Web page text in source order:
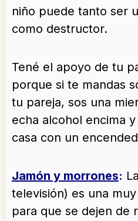
niño puede tanto ser
como destructor.
Tené el apoyo de tu
porque si te mandas
tu pareja, sos una
echa alcohol encima
casa con un
Jamón y morrones:
televisión) es una
para que se dejen de